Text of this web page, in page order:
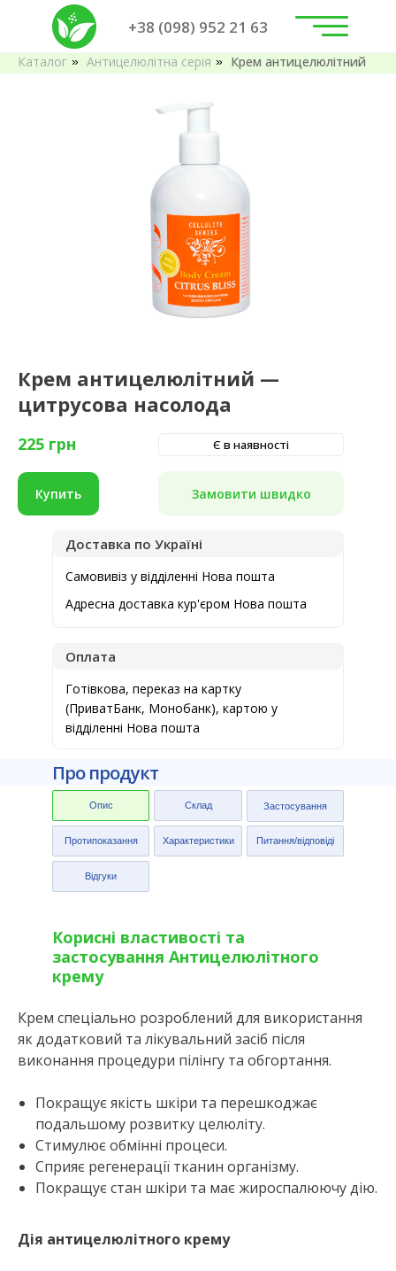
+38 (098) 952 21 63
Каталог » Антицелюлітна серія » Крем антицелюлітний
Крем антицелюлітний —
цитрусова насолода
225 грн
Купить
Доставка по Україні
Самовивіз у відділенні Нова пошта
Адресна доставка кур'єром Нова пошта
Оплата
Готівкова, переказ на картку
(ПриватБанк, Монобанк), картою у
відділенні Нова пошта
Є в наявності
Замовити швидко
Опис Склад
Про продукт
Застосування
Протипоказання Характеристики Питання/відповіді
Відгуки
Корисні властивості та
застосування Антицелюлітного
крему
Крем спеціально розроблений для використання
як додатковий та лікувальний засіб після
виконання процедури пілінгу та обгортання.
Покращує якість шкіри та перешкоджає
подальшому розвитку целюліту.
Стимулює обмінні процеси.
Сприяє регенерації тканин організму.
Покращує стан шкіри та має жироспалюючу дію.
Дія антицелюлітного крему